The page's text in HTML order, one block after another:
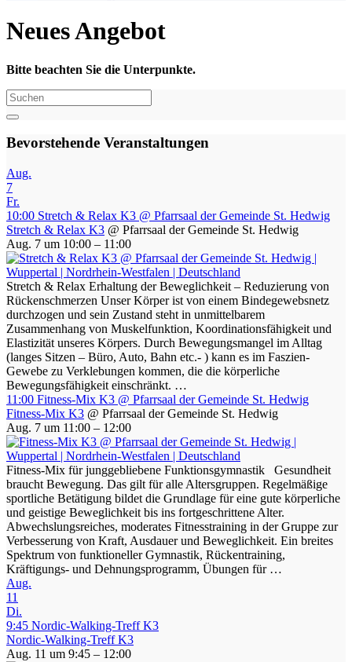
Neues Angebot
Bitte beachten Sie die Unterpunkte.
Bevorstehende Veranstaltungen
Aug.
7
Fr.
10:00 Stretch & Relax K3 @ Pfarrsaal der Gemeinde St. Hedwig
Stretch & Relax K3 @ Pfarrsaal der Gemeinde St. Hedwig
Aug. 7 um 10:00 – 11:00
Stretch & Relax Erhaltung der Beweglichkeit – Reduzierung von
Rückenschmerzen Unser Körper ist von einem Bindegewebsnetz
durchzogen und sein Zustand steht in unmittelbarem
Zusammenhang von Muskelfunktion, Koordinationsfähigkeit und
Elastizität unseres Körpers. Durch Bewegungsmangel im Alltag
(langes Sitzen – Büro, Auto, Bahn etc.- ) kann es im Faszien-
Gewebe zu Verklebungen kommen, die die körperliche
Bewegungsfähigkeit einschränkt. …
11:00 Fitness-Mix K3 @ Pfarrsaal der Gemeinde St. Hedwig
Fitness-Mix K3 @ Pfarrsaal der Gemeinde St. Hedwig
Aug. 7 um 11:00 – 12:00
Fitness-Mix für junggebliebene Funktionsgymnastik Gesundheit
braucht Bewegung. Das gilt für alle Altersgruppen. Regelmäßige
sportliche Betätigung bildet die Grundlage für eine gute körperliche
und geistige Beweglichkeit bis ins fortgeschrittene Alter.
Abwechslungsreiches, moderates Fitnesstraining in der Gruppe zur
Verbesserung von Kraft, Ausdauer und Beweglichkeit. Ein breites
Spektrum von funktioneller Gymnastik, Rückentraining,
Kräftigungs- und Dehnungsprogramm, Übungen für …
Aug.
11
Di.
9:45 Nordic-Walking-Treff K3
Nordic-Walking-Treff K3
Aug. 11 um 9:45 – 12:00